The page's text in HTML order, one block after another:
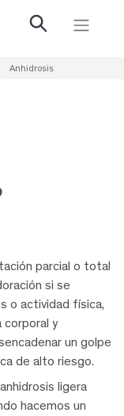
Anhidrosis
parcial o total
si se
o actividad física,
corporal y
un golpe
de alto riesgo.
ligera
hacemos un